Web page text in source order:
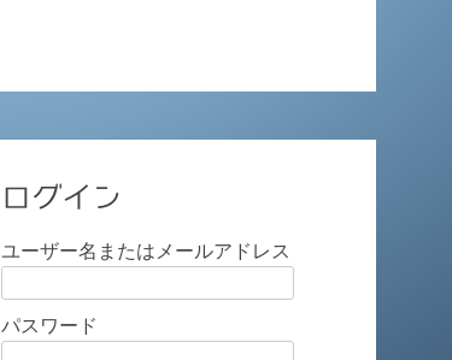
ログイン
ユーザー名またはメールアドレス
パスワード